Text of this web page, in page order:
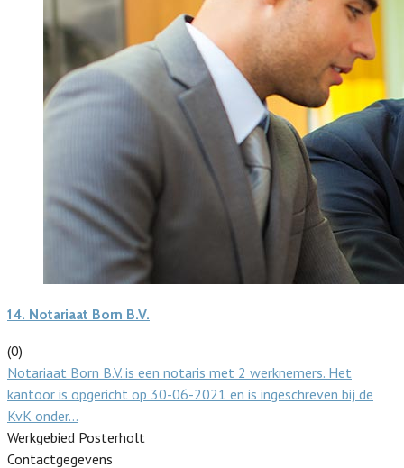
14. Notariaat Born B.V.
(0)
Notariaat Born B.V. is een notaris met 2 werknemers. Het
kantoor is opgericht op 30-06-2021 en is ingeschreven bij de
KvK onder…
Werkgebied Posterholt
Contactgegevens